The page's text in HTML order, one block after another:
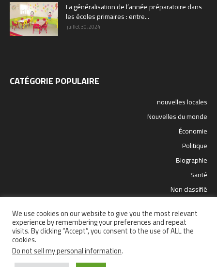
La généralisation de l’année préparatoire dans
les écoles primaires : entre...
juillet 30, 2024
CATÉGORIE POPULAIRE
nouvelles locales
Nouvelles du monde
Économie
Politique
Biographie
Santé
Non classifié
science et technologie
Santé Politique nouvelles locales
We use cookies on our website to give you the most relevant
experience by remembering your preferences and repeat
visits. By clicking “Accept”, you consent to the use of ALL the
cookies.
Do not sell my personal information.